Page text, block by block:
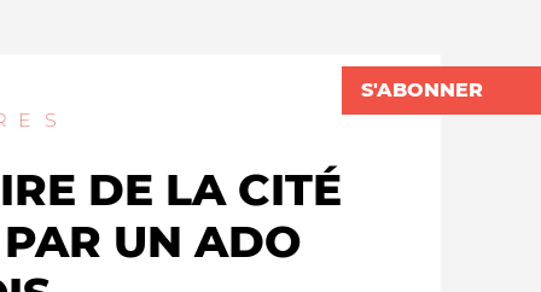
Pédagogie & éducation
QUOI QU'IL EN
COÛTE
S'ABONNER
DE LA CITÉ
UN ADO